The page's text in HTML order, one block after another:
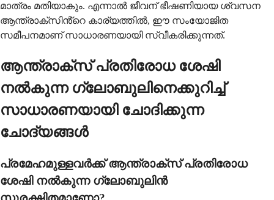
മാത്രം മതിയാകും. എന്നാൽ ജീവന് ഭീഷണിയായ ശ്വസന
ആന്ത്രാക്സിൻ്റെ കാര്യത്തിൽ, ഈ സംയോജിത
സമീപനമാണ് സാധാരണയായി സ്വീകരിക്കുന്നത്.
ആന്ത്രാക്സ് പ്രതിരോധ ശേഷി
നൽകുന്ന ഗ്ലോബുലിനെക്കുറിച്ച്
സാധാരണയായി ചോദിക്കുന്ന
ചോദ്യങ്ങൾ
പ്രമേഹമുള്ളവർക്ക് ആന്ത്രാക്സ് പ്രതിരോധ
ശേഷി നൽകുന്ന ഗ്ലോബുലിൻ